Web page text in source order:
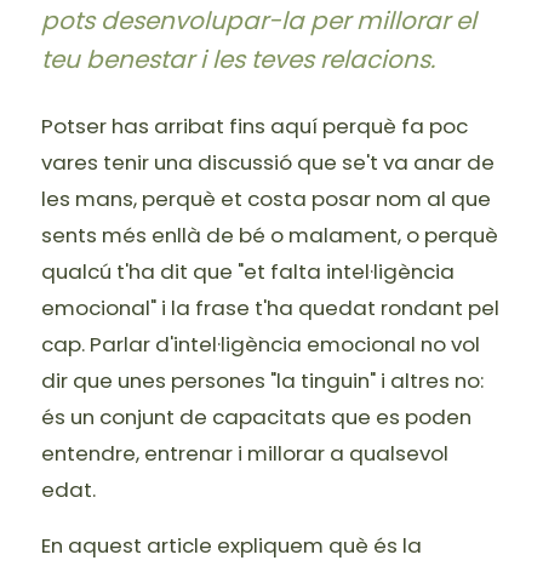
pots desenvolupar-la per millorar el
teu benestar i les teves relacions.
Potser has arribat fins aquí perquè fa poc
vares tenir una discussió que se't va anar de
les mans, perquè et costa posar nom al que
sents més enllà de bé o malament, o perquè
qualcú t'ha dit que "et falta intel·ligència
emocional" i la frase t'ha quedat rondant pel
cap. Parlar d'intel·ligència emocional no vol
dir que unes persones "la tinguin" i altres no:
és un conjunt de capacitats que es poden
entendre, entrenar i millorar a qualsevol
edat.
En aquest article expliquem què és la